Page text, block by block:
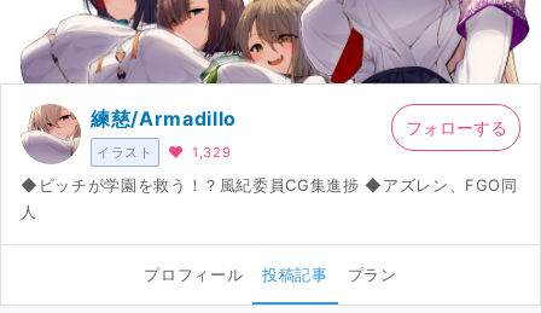
イラスト
練慈/Armadillo
1,329
◆ビッチが学園を救う！？風紀委員CG集進捗 ◆アズレン、FGO同
人
フォローする
プロフィール 投稿記事 プラン